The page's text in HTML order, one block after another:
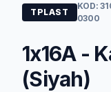
TPLAST
KOD:
0300
1x16A -
(Siyah)